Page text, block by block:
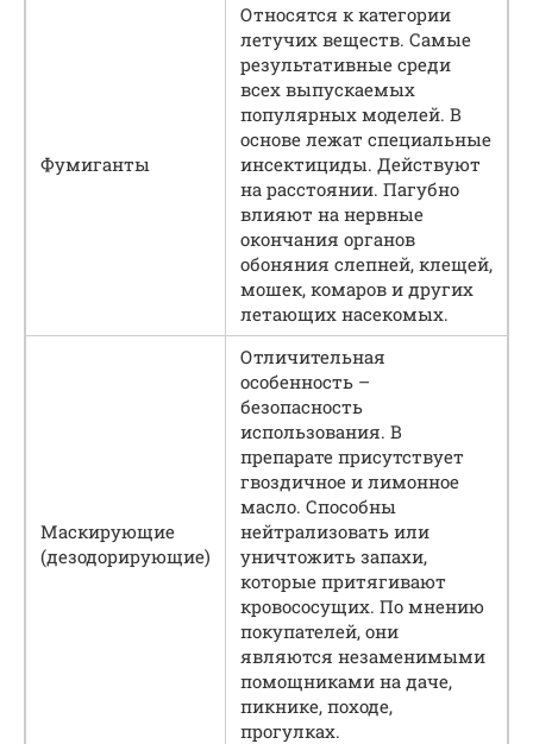
Фумиганты
Относятся к категории
летучих веществ. Самые
результативные среди
всех выпускаемых
популярных моделей. В
основе лежат специальные
инсектициды. Действуют
на расстоянии. Пагубно
влияют на нервные
окончания органов
обоняния слепней, клещей,
мошек, комаров и других
летающих насекомых.
Маскирующие
(дезодорирующие)
Отличительная
особенность –
безопасность
использования. В
препарате присутствует
гвоздичное и лимонное
масло. Способны
нейтрализовать или
уничтожить запахи,
которые притягивают
кровососущих. По мнению
покупателей, они
являются незаменимыми
помощниками на даче,
пикнике, походе,
прогулках.